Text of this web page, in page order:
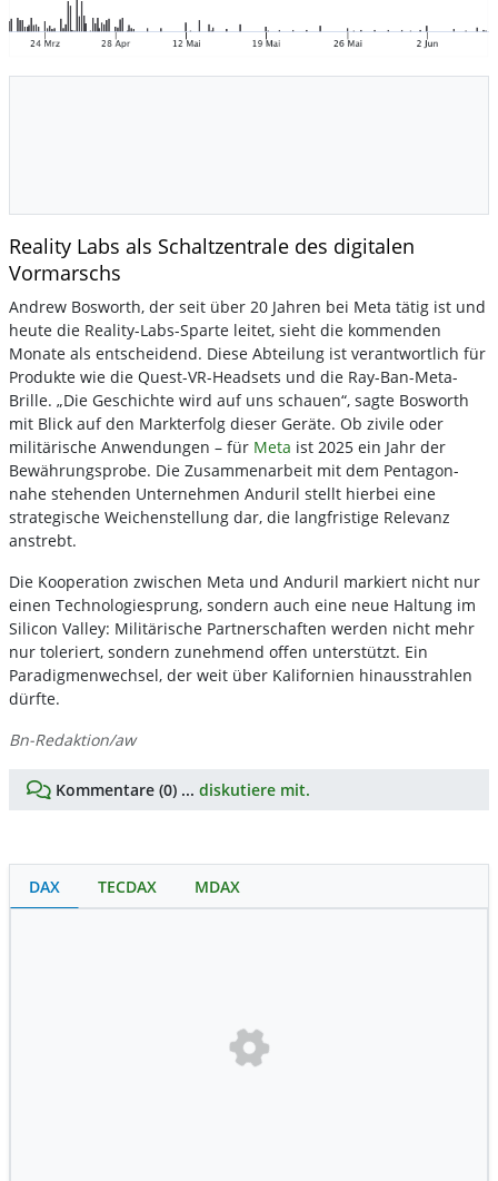
Reality Labs als Schaltzentrale des digitalen
Vormarschs
Andrew Bosworth, der seit über 20 Jahren bei Meta tätig ist und
heute die Reality-Labs-Sparte leitet, sieht die kommenden
Monate als entscheidend. Diese Abteilung ist verantwortlich für
Produkte wie die Quest-VR-Headsets und die Ray-Ban-Meta-
Brille. „Die Geschichte wird auf uns schauen“, sagte Bosworth
mit Blick auf den Markterfolg dieser Geräte. Ob zivile oder
militärische Anwendungen – für Meta ist 2025 ein Jahr der
Bewährungsprobe. Die Zusammenarbeit mit dem Pentagon-
nahe stehenden Unternehmen Anduril stellt hierbei eine
strategische Weichenstellung dar, die langfristige Relevanz
anstrebt.
Die Kooperation zwischen Meta und Anduril markiert nicht nur
einen Technologiesprung, sondern auch eine neue Haltung im
Silicon Valley: Militärische Partnerschaften werden nicht mehr
nur toleriert, sondern zunehmend offen unterstützt. Ein
Paradigmenwechsel, der weit über Kalifornien hinausstrahlen
dürfte.
Bn-Redaktion/aw
Kommentare (0) ... diskutiere mit.
DAX TECDAX MDAX